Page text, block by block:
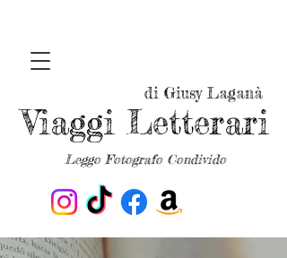
Leggo Fotografo Condivido
Viaggi Letterari
di Giusy Laganà